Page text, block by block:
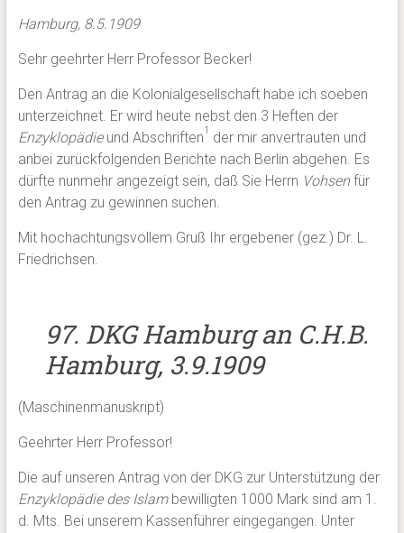
Hamburg, 8.5.1909
Sehr geehrter Herr Professor Becker!
Den Antrag an die Kolonialgesellschaft habe ich soeben
unterzeichnet. Er wird heute nebst den 3 Heften der
Enzyklopädieund Abschriften1
der mir anvertrauten und
anbei zurückfolgenden Berichte nach Berlin abgehen. Es
dürfte nunmehr angezeigt sein, daß Sie Herrn Vohsenfür
den Antrag zu gewinnen suchen.
Mit hochachtungsvollem Gruß Ihr ergebener (gez.) Dr. L.
Friedrichsen.
97. DKG Hamburg an C.H.B.
Hamburg, 3.9.1909
(Maschinenmanuskript)
Geehrter Herr Professor!
Die auf unseren Antrag von der DKG zur Unterstützung der
Enzyklopädie des Islambewilligten 1000 Mark sind am 1.
d. Mts. Bei unserem Kassenführer eingegangen. Unter